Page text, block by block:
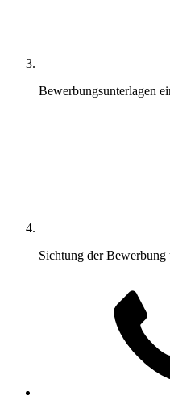
Bewerbungsunterlagen
Sichtung der Bewerbung